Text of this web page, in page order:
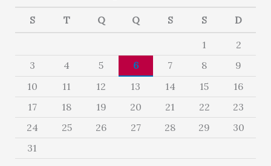
S T Q Q S S D
1
2
3
4 5 6 7 8
9
10
11 12 13 14 15
16
17
18 19 20 21 22
23
24
25 26 27 28 29
30
31